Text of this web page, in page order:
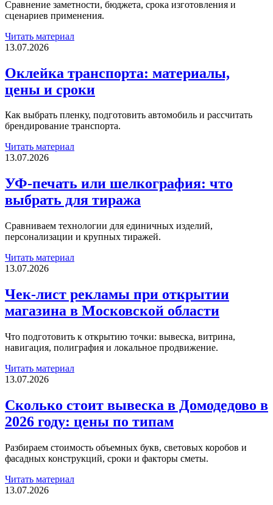
бизнесу
Сравнение заметности, бюджета, срока изготовления и
сценариев применения.
Читать материал
Оклейка
материалы,
цены
и
13.07.2026
Оклейка транспорта: материалы,
цены и сроки
Как выбрать пленку, подготовить автомобиль и рассчитать
брендирование транспорта.
Читать материал
УФ-
или
шелкография:
что
для
тиража
13.07.2026
УФ-печать или шелкография: что
выбрать для тиража
Сравниваем технологии для единичных изделий,
персонализации и крупных тиражей.
Читать материал
Чек-
рекламы
при
открытии
в
Московской
13.07.2026
Чек-лист рекламы при открытии
магазина в Московской области
Что подготовить к открытию точки: вывеска, витрина,
навигация, полиграфия и локальное продвижение.
Читать материал
Сколько
вывеска
в
Домодедово
2026
году:
цены
по
типам
13.07.2026
Сколько стоит вывеска в Домодедово в
2026 году: цены по типам
Разбираем стоимость объемных букв, световых коробов и
фасадных конструкций, сроки и факторы сметы.
Читать материал
Реклама
13.07.2026